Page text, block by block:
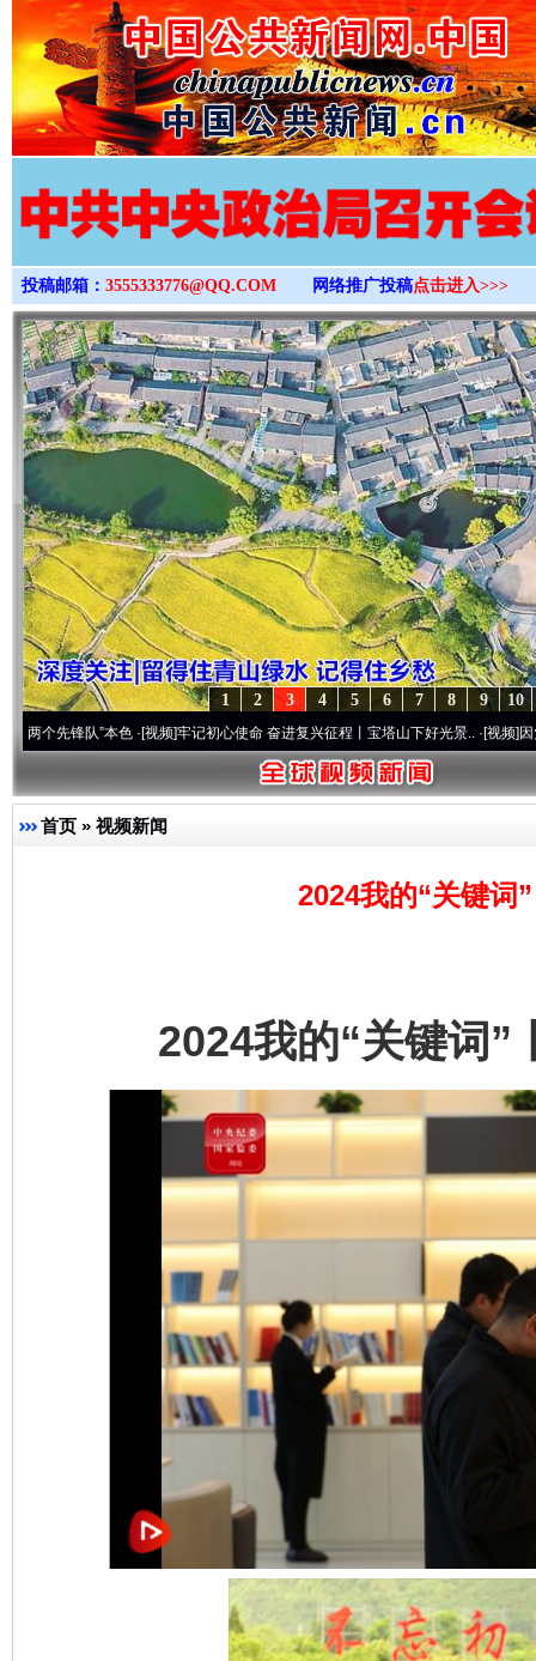
>
投稿邮箱： 3555333776@QQ.COM 网络推广投稿点击进入>>>
10
9
8
7
6
5
4
3
2
1
队”本色·[视频]牢记初心使命 奋进复兴征程丨宝塔山下好光景..·[视频]因党而生 为
首页 » 视频新闻
2024我的“关键词
2024我的“关键词”